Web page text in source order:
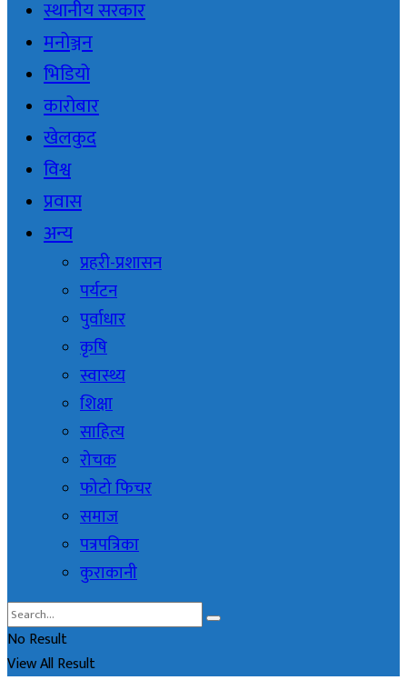
स्थानीय सरकार
मनोञ्जन
भिडियो
कारोबार
खेलकुद
विश्व
प्रवास
अन्य
प्रहरी-प्रशासन
पर्यटन
पुर्वाधार
कृषि
स्वास्थ्य
शिक्षा
साहित्य
रोचक
फोटो फिचर
समाज
पत्रपत्रिका
कुराकानी
No Result
View All Result